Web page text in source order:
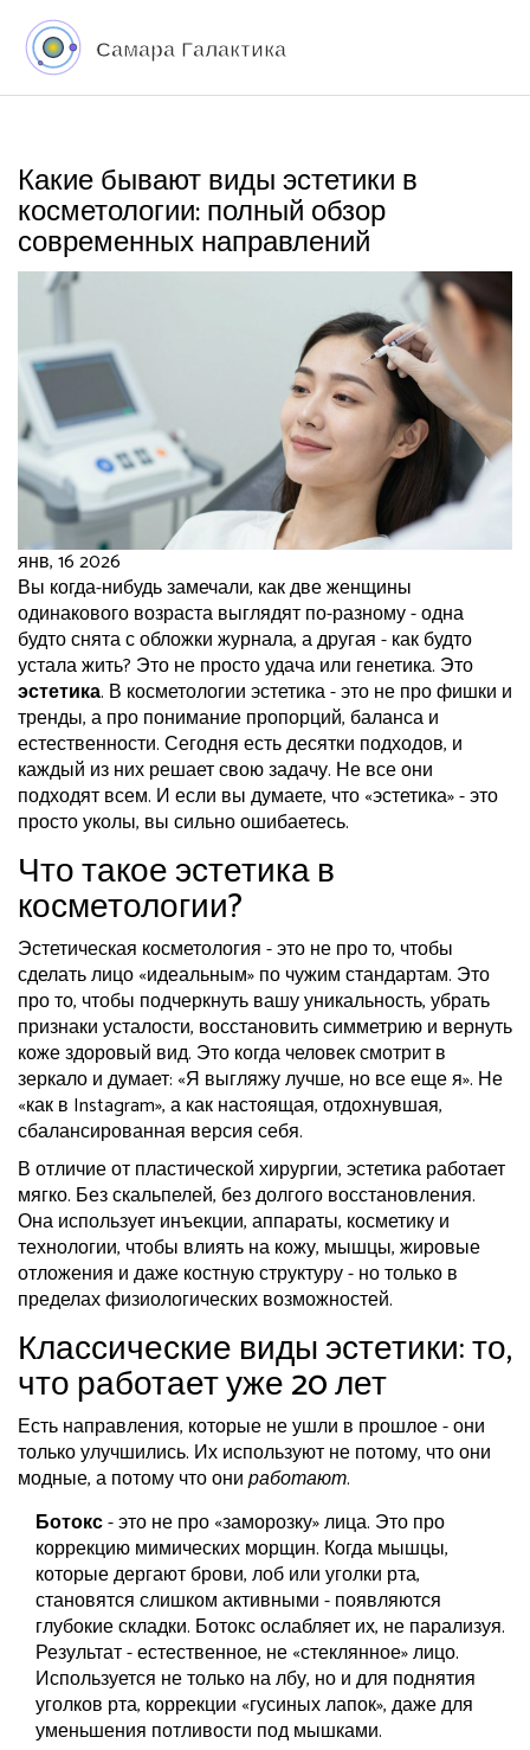
Какие бывают виды эстетики в
косметологии: полный обзор
современных направлений
янв, 16 2026
Вы когда-нибудь замечали, как две женщины
одинакового возраста выглядят по-разному - одна
будто снята с обложки журнала, а другая - как будто
устала жить? Это не просто удача или генетика. Это
эстетика. В косметологии эстетика - это не про фишки и
тренды, а про понимание пропорций, баланса и
естественности. Сегодня есть десятки подходов, и
каждый из них решает свою задачу. Не все они
подходят всем. И если вы думаете, что «эстетика» - это
просто уколы, вы сильно ошибаетесь.
Что такое эстетика в
косметологии?
Эстетическая косметология - это не про то, чтобы
сделать лицо «идеальным» по чужим стандартам. Это
про то, чтобы подчеркнуть вашу уникальность, убрать
признаки усталости, восстановить симметрию и вернуть
коже здоровый вид. Это когда человек смотрит в
зеркало и думает: «Я выгляжу лучше, но все еще я». Не
«как в Instagram», а как настоящая, отдохнувшая,
сбалансированная версия себя.
В отличие от пластической хирургии, эстетика работает
мягко. Без скальпелей, без долгого восстановления.
Она использует инъекции, аппараты, косметику и
технологии, чтобы влиять на кожу, мышцы, жировые
отложения и даже костную структуру - но только в
пределах физиологических возможностей.
Классические виды эстетики: то,
что работает уже 20 лет
Есть направления, которые не ушли в прошлое - они
только улучшились. Их используют не потому, что они
модные, а потому что ониработают.
Ботокс- это не про «заморозку» лица. Это про
коррекцию мимических морщин. Когда мышцы,
которые дергают брови, лоб или уголки рта,
становятся слишком активными - появляются
глубокие складки. Ботокс ослабляет их, не парализуя.
Результат - естественное, не «стеклянное» лицо.
Используется не только на лбу, но и для поднятия
уголков рта, коррекции «гусиных лапок», даже для
уменьшения потливости под мышками.